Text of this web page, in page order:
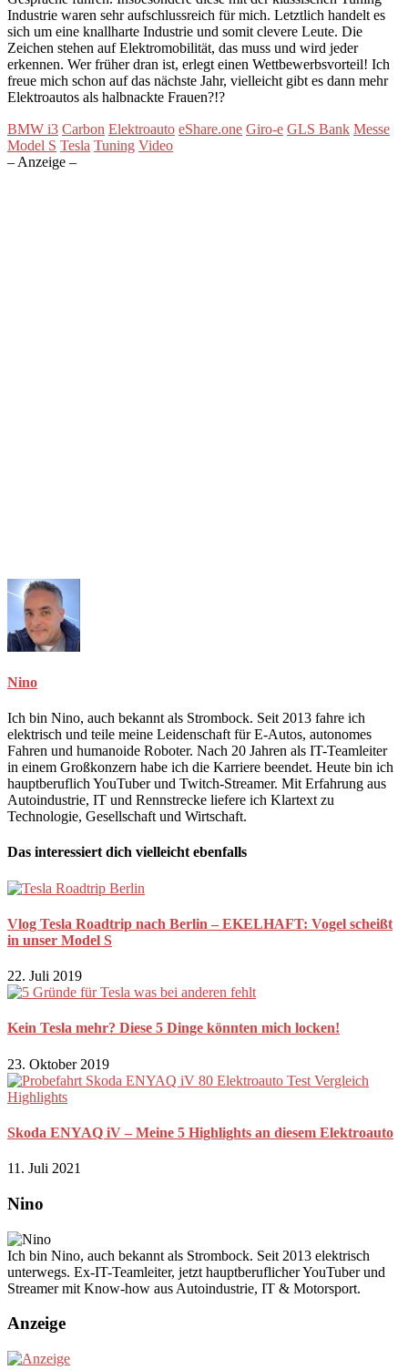
Industrie waren sehr aufschlussreich für mich. Letztlich handelt es
sich um eine knallharte Industrie und somit clevere Leute. Die
Zeichen stehen auf Elektromobilität, das muss und wird jeder
erkennen. Wer früher dran ist, erlegt einen Wettbewerbsvorteil! Ich
freue mich schon auf das nächste Jahr, vielleicht gibt es dann mehr
Elektroautos als halbnackte Frauen?!?
BMW i3 Carbon Elektroauto eShare.one Giro-e GLS Bank Messe
Model S Tesla Tuning Video
– Anzeige –
Nino
Ich bin Nino, auch bekannt als Strombock. Seit 2013 fahre ich
elektrisch und teile meine Leidenschaft für E-Autos, autonomes
Fahren und humanoide Roboter. Nach 20 Jahren als IT-Teamleiter
in einem Großkonzern habe ich die Karriere beendet. Heute bin ich
hauptberuflich YouTuber und Twitch-Streamer. Mit Erfahrung aus
Autoindustrie, IT und Rennstrecke liefere ich Klartext zu
Technologie, Gesellschaft und Wirtschaft.
Das interessiert dich vielleicht ebenfalls
Vlog Tesla Roadtrip nach Berlin – EKELHAFT: Vogel scheißt
in unser Model S
22. Juli 2019
Kein Tesla mehr? Diese 5 Dinge könnten mich locken!
23. Oktober 2019
Skoda ENYAQ iV – Meine 5 Highlights an diesem Elektroauto
11. Juli 2021
Nino
Ich bin Nino, auch bekannt als Strombock. Seit 2013 elektrisch
unterwegs. Ex-IT-Teamleiter, jetzt hauptberuflicher YouTuber und
Streamer mit Know-how aus Autoindustrie, IT & Motorsport.
Anzeige